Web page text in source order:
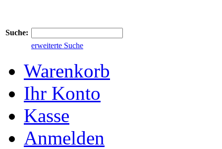
Suche:
erweiterte Suche
Warenkorb
Ihr Konto
Kasse
Anmelden